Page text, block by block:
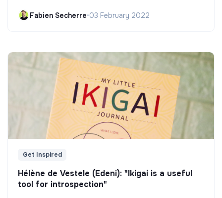
Fabien Secherre•03 February 2022
Get Inspired
Hélène de Vestele (Edeni): "Ikigai is a useful
tool for introspection"